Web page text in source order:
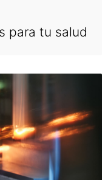
para tu salud